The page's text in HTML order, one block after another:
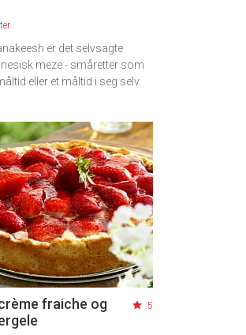
er det selvsagte
meze - småretter som
eller et måltid i seg selv.
fraiche og
5